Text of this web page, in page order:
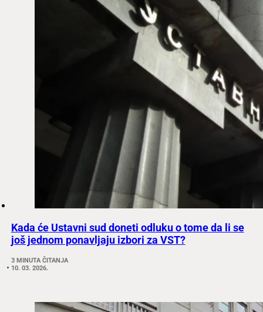
Kada će Ustavni sud doneti odluku o tome da li se
još jednom ponavljaju izbori za VST?
3 MINUTA ČITANJA
10. 03. 2026.